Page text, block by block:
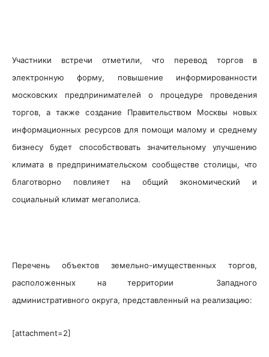
Участники встречи отметили, что перевод торгов в
электронную форму, повышение информированности
московских предпринимателей о процедуре проведения
торгов, а также создание Правительством Москвы новых
информационных ресурсов для помощи малому и среднему
бизнесу будет способствовать значительному улучшению
климата в предпринимательском сообществе столицы, что
благотворно повлияет на общий экономический и
социальный климат мегаполиса.
Перечень объектов земельно-имущественных торгов,
расположенных на территории Западного
административного округа, представленный на реализацию:
[attachment=2]